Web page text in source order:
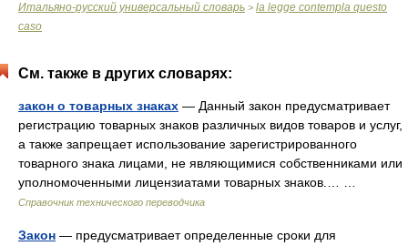
Итальяно-русский универсальный словарь > la legge contempla questo
caso
См. также в других словарях:
закон о товарных знаках — Данный закон предусматривает
регистрацию товарных знаков различных видов товаров и услуг,
а также запрещает использование зарегистрированного
товарного знака лицами, не являющимися собственниками или
уполномоченными лицензиатами товарных знаков.… …
Справочник технического переводчика
Закон — предусматривает определенные сроки для